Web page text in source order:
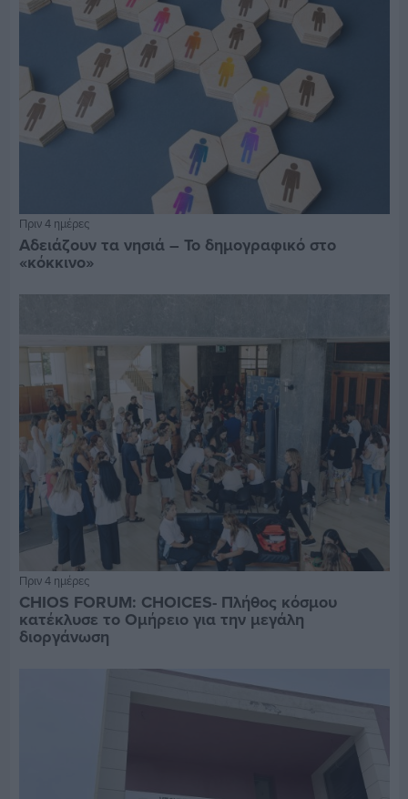
Πριν 4 ημέρες
Αδειάζουν τα νησιά – Το δημογραφικό στο
«κόκκινο»
Πριν 4 ημέρες
CHIOS FORUM: CHOICES- Πλήθος κόσμου
κατέκλυσε το Ομήρειο για την μεγάλη
διοργάνωση